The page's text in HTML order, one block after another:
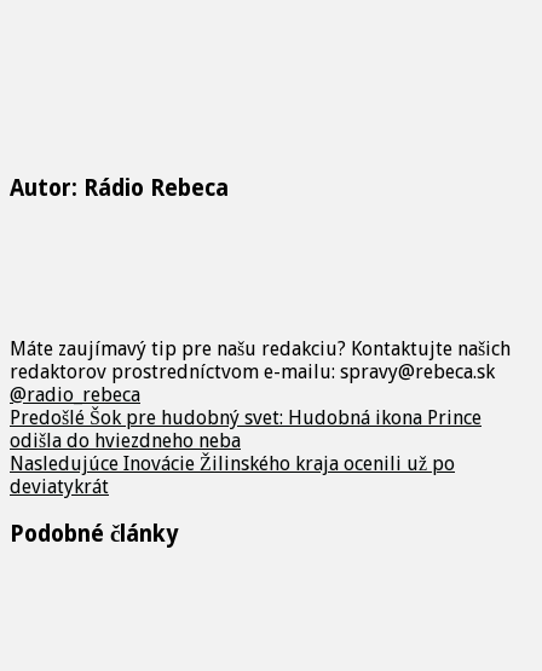
Autor: Rádio Rebeca
Máte zaujímavý tip pre našu redakciu? Kontaktujte našich
redaktorov prostredníctvom e-mailu: spravy@rebeca.sk
@radio_rebeca
Predošlé Šok pre hudobný svet: Hudobná ikona Prince
odišla do hviezdneho neba
Nasledujúce Inovácie Žilinského kraja ocenili už po
deviatykrát
Podobné články